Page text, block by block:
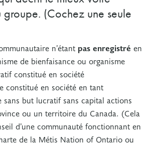
groupe. (Cochez une seule
n’étant pas enregistré en
de bienfaisance ou organisme
constitué en société
constitué en société en tant
sans but lucratif sans capital actions
ou un territoire du Canada. (Cela
d’une communauté fonctionnant en
de la Métis Nation of Ontario ou